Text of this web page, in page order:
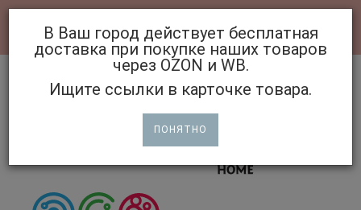
В Ваш город действует бесплатная
доставка при покупке наших товаров
через OZON и WB.
Ищите ссылки в карточке товара.
ПОНЯТНО
Авторизация Регистрация